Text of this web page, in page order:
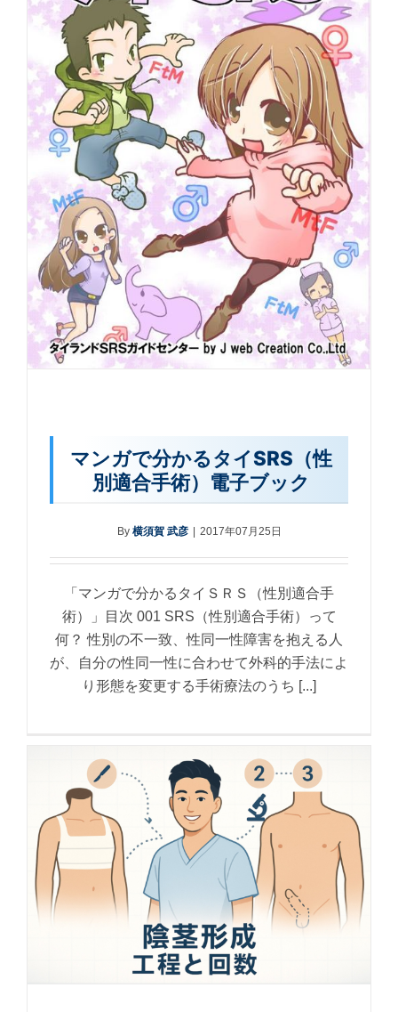
マンガで分かるタイSRS（性
別適合手術）電子ブック
By 横須賀 武彦 2017年07月25日
「マンガで分かるタイＳＲＳ（性別適合手
術）」目次 001 SRS（性別適合手術）って
何？ 性別の不一致、性同一性障害を抱える人
が、自分の性同一性に合わせて外科的手法によ
り形態を変更する手術療法のうち [...]